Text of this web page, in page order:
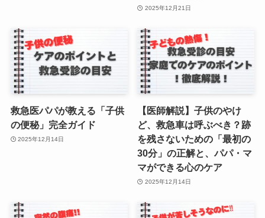
2025年12月21日
救急医パパが教える「子供
の便秘」完全ガイド
2025年12月14日
【医師解説】子供のやけ
ど、救急車は呼ぶべき？跡
を残さないための「最初の
30分」の正解と、パパ・マ
マができる心のケア
2025年12月14日